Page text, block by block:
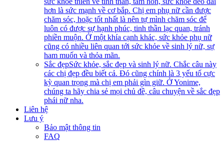
hơn là sức mạnh về cơ bắp. Chị em phụ nữ cần được
chăm sóc, hoặc tốt nhất là nên tự mình chăm sóc để
luôn có được sự hạnh phúc, tinh thần lạc quan, tránh
phiền muộn. Ở một khía cạnh khác, sức khỏe phụ nữ
cũng có nhiều liên quan tới sức khỏe về sinh lý nữ, sự
ham muốn và thỏa mãn.
Sắc đẹpSức khỏe, sắc đẹp và sinh lý nữ. Chắc câu này
các chị đẹp đều biết cả. Đó cũng chính là 3 yếu tố cực
kỳ quan trọng mà chị em phải gìn giữ. Ở Yonime,
chúng ta hãy chia sẻ mọi chủ đề, câu chuyện về sắc đẹp
phái nữ nha.
Liên hệ
Lưu ý
Bảo mật thông tin
FAQ